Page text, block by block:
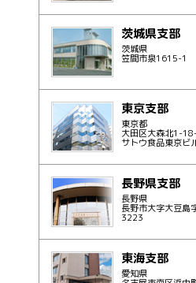
茨城県支部
茨城県
笠間市泉1615-1
東京支部
東京都
大田区大森北1-
サトウ食品東京ビ
長野県支部
長野県
長野市大字大豆島
3223
東海支部
愛知県